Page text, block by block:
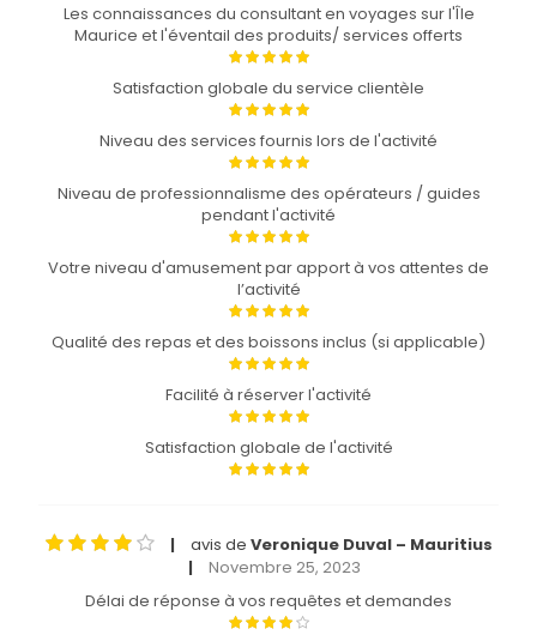
Les connaissances du consultant en voyages sur l'Île
Maurice et l'éventail des produits/ services offerts
Satisfaction globale du service clientèle
Niveau des services fournis lors de l'activité
Niveau de professionnalisme des opérateurs / guides
pendant l'activité
Votre niveau d'amusement par apport à vos attentes de
l’activité
Qualité des repas et des boissons inclus (si applicable)
Facilité à réserver l'activité
Satisfaction globale de l'activité
| avis de Veronique Duval – Mauritius
|
Novembre 25, 2023
Délai de réponse à vos requêtes et demandes